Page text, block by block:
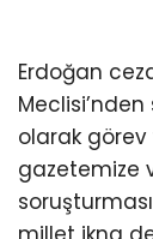
Erdoğan
Meclisi’nden
olarak görev
gazetemize